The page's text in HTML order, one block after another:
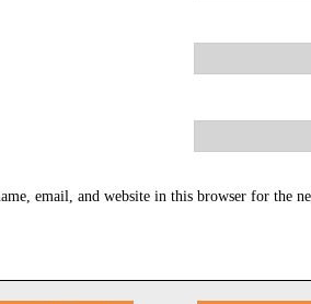
email, and website in this browser for the